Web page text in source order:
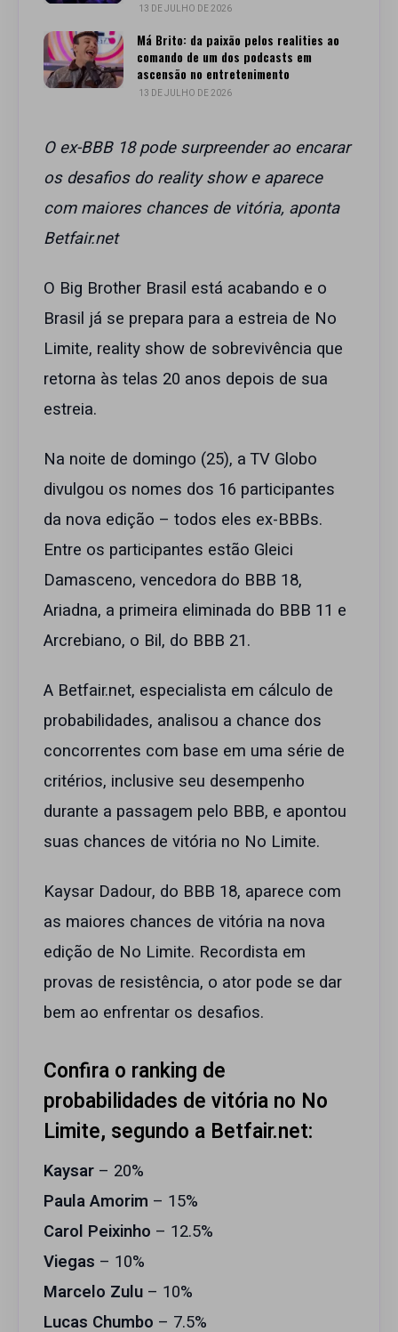
13 DE JULHO DE 2026
Má Brito: da paixão pelos realities ao
comando de um dos podcasts em
ascensão no entretenimento
13 DE JULHO DE 2026
O ex-BBB 18 pode surpreender ao encarar
os desafios do reality show e aparece
com maiores chances de vitória, aponta
Betfair.net
O Big Brother Brasil está acabando e o
Brasil já se prepara para a estreia de No
Limite, reality show de sobrevivência que
retorna às telas 20 anos depois de sua
estreia.
Na noite de domingo (25), a TV Globo
divulgou os nomes dos 16 participantes
da nova edição – todos eles ex-BBBs.
Entre os participantes estão Gleici
Damasceno, vencedora do BBB 18,
Ariadna, a primeira eliminada do BBB 11 e
Arcrebiano, o Bil, do BBB 21.
A Betfair.net, especialista em cálculo de
probabilidades, analisou a chance dos
concorrentes com base em uma série de
critérios, inclusive seu desempenho
durante a passagem pelo BBB, e apontou
suas chances de vitória no No Limite.
Kaysar Dadour, do BBB 18, aparece com
as maiores chances de vitória na nova
edição de No Limite. Recordista em
provas de resistência, o ator pode se dar
bem ao enfrentar os desafios.
Confira o ranking de
probabilidades de vitória no No
Limite, segundo a Betfair.net:
Kaysar – 20%
Paula Amorim – 15%
Carol Peixinho – 12.5%
Viegas – 10%
Marcelo Zulu – 10%
Lucas Chumbo – 7.5%